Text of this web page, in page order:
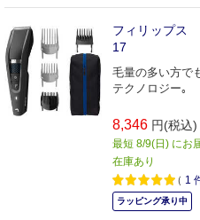
フィリップス
17
毛量の多い方で
テクノロジー｡
8,346 円(税込)
最短 8/9(日) にお
在庫あり
（ 1
ラッピング承り中